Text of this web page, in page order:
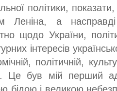
політики,
Леніна, а насправді
щодо України,
інтересів
політичній,
Це був мій перший